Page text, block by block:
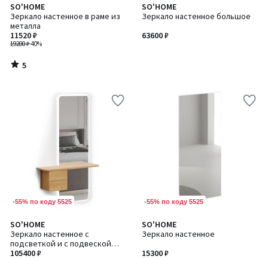
SO'HOME
Зеркало настенное в раме из
металла
19200 ₽-40%
11520 ₽
5
/
5
5
/
SO'HOME
Зеркало настенное большое
63600 ₽
-55% по коду 5525
SO'HOME
Зеркало настенное с
подсветкой и с подвеской
тумбой 170 см
105400 ₽
Количество
цветов:
2
-55% по коду 5525
SO'HOME
Зеркало настенное
15300 ₽